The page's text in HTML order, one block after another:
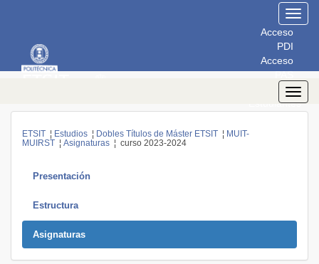
Acceso
PDI
Acceso
PAS
Acceso
Estudiantes
ETSIT ¦ Estudios ¦ Dobles Títulos de Máster ETSIT ¦ MUIT-
MUIRST ¦ Asignaturas ¦ curso 2023-2024
Presentación
Estructura
Asignaturas